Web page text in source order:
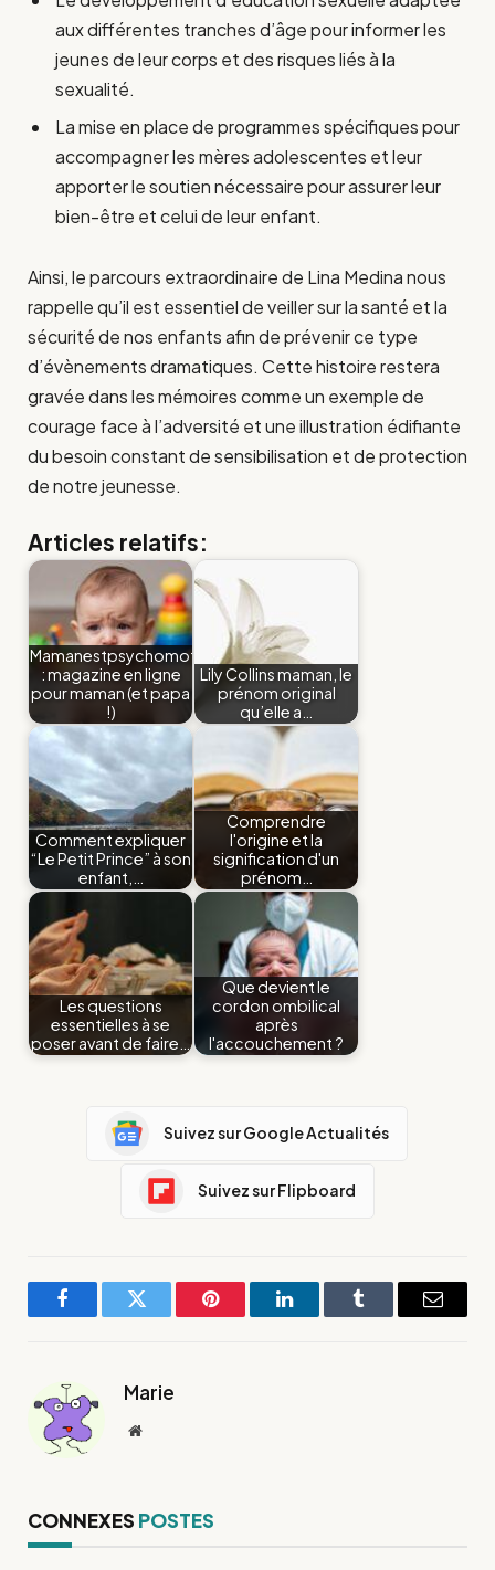
aux différentes tranches d’âge pour informer les
jeunes de leur corps et des risques liés à la
sexualité.
La mise en place de programmes spécifiques pour
accompagner les mères adolescentes et leur
apporter le soutien nécessaire pour assurer leur
bien-être et celui de leur enfant.
Ainsi, le parcours extraordinaire de Lina Medina nous
rappelle qu’il est essentiel de veiller sur la santé et la
sécurité de nos enfants afin de prévenir ce type
d’évènements dramatiques. Cette histoire restera
gravée dans les mémoires comme un exemple de
courage face à l’adversité et une illustration édifiante
du besoin constant de sensibilisation et de protection
de notre jeunesse.
Articles relatifs:
Mamanestpsychomot
: magazine en ligne
pour maman (et papa
!)
Lily Collins maman, le
prénom original
qu’elle a…
Comment expliquer
“Le Petit Prince” à son
enfant,…
Comprendre
l'origine et la
signification d'un
prénom…
Les questions
essentielles à se
poser avant de faire…
Que devient le
cordon ombilical
après
l'accouchement ?
Suivez sur Google Actualités
Suivez sur Flipboard
FacebookTwitter Pinterest LinkedInTumblr
E-
Marie
Site
CONNEXES POSTES